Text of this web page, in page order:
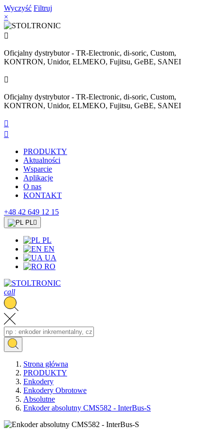
Wyczyść Filtruj
×

Oficjalny dystrybutor - TR-Electronic, di-soric, Custom,
KONTRON, Unidor, ELMEKO, Fujitsu, GeBE, SANEI

Oficjalny dystrybutor - TR-Electronic, di-soric, Custom,
KONTRON, Unidor, ELMEKO, Fujitsu, GeBE, SANEI


PRODUKTY
Aktualności
Wsparcie
Aplikacje
O nas
KONTAKT
+48 42 649 12 15
PL
PL
EN
UA
RO
call
Strona główna
PRODUKTY
Enkodery
Enkodery Obrotowe
Absolutne
Enkoder absolutny CMS582 - InterBus-S